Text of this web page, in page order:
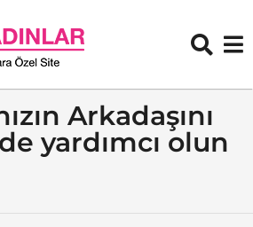
Arkadaşını
yardımcı olun